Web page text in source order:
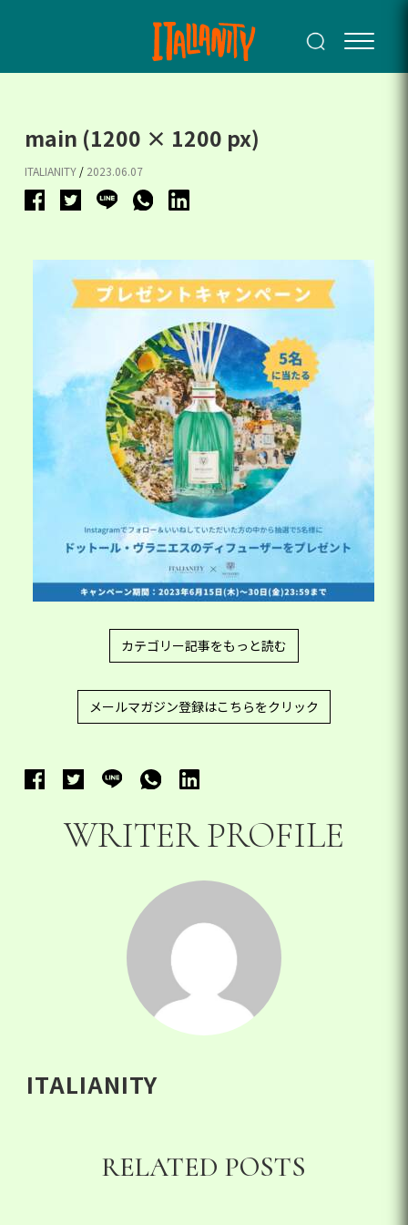
main (1200 × 1200 px)
ITALIANITY / 2023.06.07
カテゴリー記事をもっと読む
メールマガジン登録はこちらをクリック
WRITER PROFILE
ITALIANITY
RELATED POSTS